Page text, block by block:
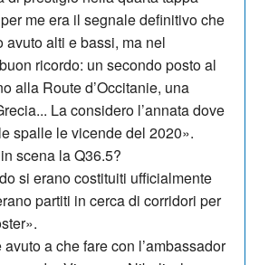
me era il segnale definitivo che
avuto alti e bassi, ma nel
ricordo: un secondo posto al
alla Route d’Occitanie, una
La considero l’annata dove
spalle le vicende del 2020».
scena la Q36.5?
si erano costituiti ufficialmente
partiti in cerca di corridori per
a che fare con l’ambassador